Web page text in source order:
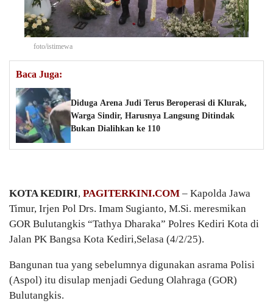
foto/istimewa
Baca Juga:
Diduga Arena Judi Terus Beroperasi di Klurak,
Warga Sindir, Harusnya Langsung Ditindak
Bukan Dialihkan ke 110
KOTA KEDIRI, PAGITERKINI.COM – Kapolda Jawa
Timur, Irjen Pol Drs. Imam Sugianto, M.Si. meresmikan
GOR Bulutangkis “Tathya Dharaka” Polres Kediri Kota di
Jalan PK Bangsa Kota Kediri,Selasa (4/2/25).
Bangunan tua yang sebelumnya digunakan asrama Polisi
(Aspol) itu disulap menjadi Gedung Olahraga (GOR)
Bulutangkis.